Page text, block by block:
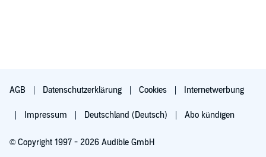
AGB Datenschutzerklärung Cookies Internetwerbung
Impressum Deutschland (Deutsch) Abo kündigen
© Copyright 1997 - 2026 Audible GmbH